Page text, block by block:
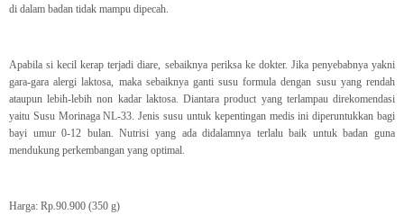
di dalam badan tidak mampu dipecah.
Apabila si kecil kerap terjadi diare, sebaiknya periksa ke dokter. Jika penyebabnya yakni
gara-gara alergi laktosa, maka sebaiknya ganti susu formula dengan susu yang rendah
ataupun lebih-lebih non kadar laktosa. Diantara product yang terlampau direkomendasi
yaitu Susu Morinaga NL-33. Jenis susu untuk kepentingan medis ini diperuntukkan bagi
bayi umur 0-12 bulan. Nutrisi yang ada didalamnya terlalu baik untuk badan guna
mendukung perkembangan yang optimal.
Harga: Rp.90.900 (350 g)